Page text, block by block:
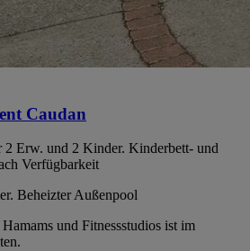
Caudan
2 Erw. und 2 Kinder. Kinderbett- und
Verfügbarkeit
Beheizter Außenpool
und Fitnessstudios ist im